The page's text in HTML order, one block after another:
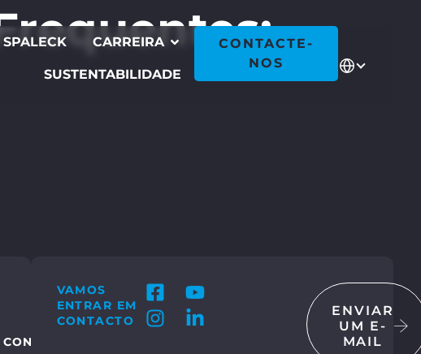
CARREIRA
SUSTENTABILIDADE
CONTACTE-
NOS
CONTACTE-NOS
VAMOS
ENTRAR EM
CONTACTO
ENVIAR
UM E-
MAIL